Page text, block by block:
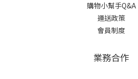
購物小幫手Q&A
運送政策
會員制度
業務合作